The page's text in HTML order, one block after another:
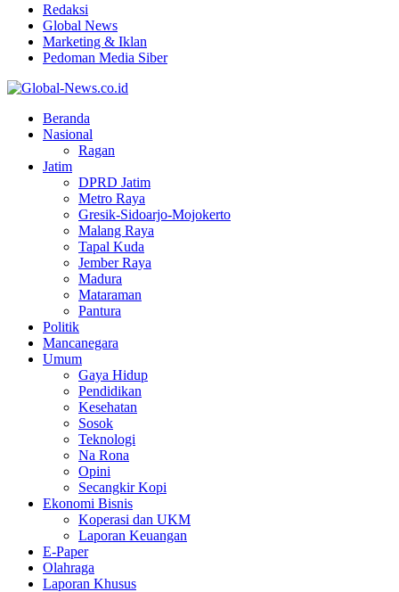
Redaksi
Global News
Marketing & Iklan
Pedoman Media Siber
Beranda
Nasional
Ragan
Jatim
DPRD Jatim
Metro Raya
Gresik-Sidoarjo-Mojokerto
Malang Raya
Tapal Kuda
Jember Raya
Madura
Mataraman
Pantura
Politik
Mancanegara
Umum
Gaya Hidup
Pendidikan
Kesehatan
Sosok
Teknologi
Na Rona
Opini
Secangkir Kopi
Ekonomi Bisnis
Koperasi dan UKM
Laporan Keuangan
E-Paper
Olahraga
Laporan Khusus